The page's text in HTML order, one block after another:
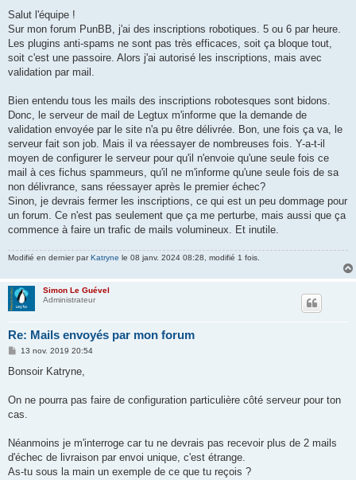
s
a
g
Salut l'équipe !
Sur mon forum PunBB, j'ai des inscriptions robotiques. 5 ou 6 par heure.
Les plugins anti-spams ne sont pas très efficaces, soit ça bloque tout,
soit c'est une passoire. Alors j'ai autorisé les inscriptions, mais avec
validation par mail.
Bien entendu tous les mails des inscriptions robotesques sont bidons.
Donc, le serveur de mail de Legtux m'informe que la demande de
validation envoyée par le site n'a pu être délivrée. Bon, une fois ça va, le
serveur fait son job. Mais il va réessayer de nombreuses fois. Y-a-t-il
moyen de configurer le serveur pour qu'il n'envoie qu'une seule fois ce
mail à ces fichus spammeurs, qu'il ne m'informe qu'une seule fois de sa
non délivrance, sans réessayer après le premier échec?
Sinon, je devrais fermer les inscriptions, ce qui est un peu dommage pour
un forum. Ce n'est pas seulement que ça me perturbe, mais aussi que ça
commence à faire un trafic de mails volumineux. Et inutile.
Modifié en dernier parKatryne le 08 janv. 2024 08:28, modifié 1 fois.
Simon Le Guével
Administrateur
Re: Mails envoyés par mon forum
M
s
g
13 nov. 2019 20:54
Bonsoir Katryne,
On ne pourra pas faire de configuration particulière côté serveur pour ton
cas.
Néanmoins je m'interroge car tu ne devrais pas recevoir plus de 2 mails
d'échec de livraison par envoi unique, c'est étrange.
As-tu sous la main un exemple de ce que tu reçois ?